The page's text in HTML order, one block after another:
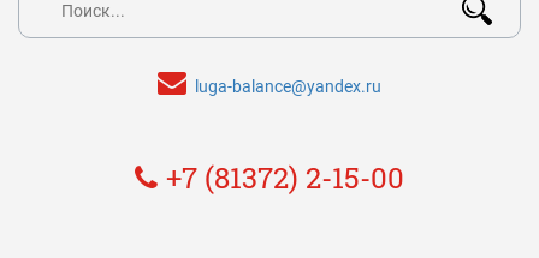
luga-balance@yandex.ru
+7 (81372) 2-15-00